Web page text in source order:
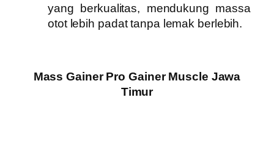
yang berkualitas, mendukung massa
otot lebih padat tanpa lemak berlebih.
Mass Gainer Pro Gainer Muscle Jawa
Timur